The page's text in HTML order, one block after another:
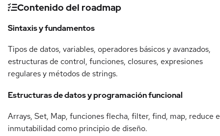
Contenido del roadmap
Sintaxis y fundamentos
Tipos de datos, variables, operadores básicos y avanzados,
estructuras de control, funciones, closures, expresiones
regulares y métodos de strings.
Estructuras de datos y programación funcional
Arrays, Set, Map, funciones flecha, filter, find, map, reduce e
inmutabilidad como principio de diseño.